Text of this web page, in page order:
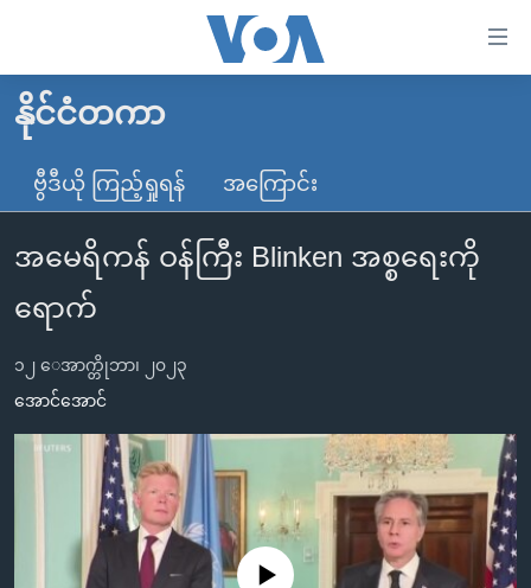
လွယ်ကူ
စေ
သည့်
များ
ပင်မ
သို့
ကျော်
ကြည့်
မူလစာမျက်နှာ
မြန်မာ
ကမ္ဘာ့သတင်းများ
နိုင်ငံတကာ
အမေရိကန်
အစ္စရေး-ပါလက်စတိုင်း
ဗွီဒီယို
သတင်းလွတ်လပ်ခွင့်
ရပ်ဝန်းတခု လမ်းတခု အလွန်
အင်္ဂလိပ်စာလေ့လာမယ်
မကြေးမုံရဲ့ အင်္ဂလိပ်စာ
ရုပ်ရှင်ထဲက အင်္ဂလိပ်စာ
သုတပဒေသာ အင်္ဂလိပ်စာ
ရေဒီယိုနှင့်ရုပ်သံ အချက်အလက်များ
ရေဒီယို/တီဗွီအစီအစဉ်
Learning English
နိုင်ငံတကာ
ဗွီဒီယို ကြည့်ရှုရန် အကြောင်း
အမေရိကန် ဝန်ကြီး Blinken အစ္စရေးကို
ရောက်
၁၂ ေအာက္တိုဘာ၊ ၂၀၂၃
အောင်အောင်
No media source currently available